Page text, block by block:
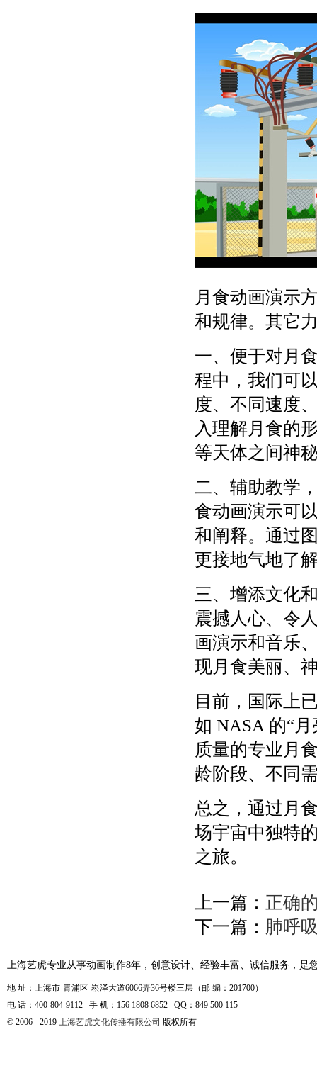
月食动画演示
和规律。其它
一、便于对月
程中，我们可
度、不同速度
入理解月食的
等天体之间神
二、辅助教学
食动画演示可
和阐释。通过
更接地气地了
三、增添文化
震撼人心、令
画演示和音乐
现月食美丽、
目前，国际上
如 NASA 的“
质量的专业月
龄阶段、不同
总之，通过月
场宇宙中独特
之旅。
上一篇： 正确
下一篇： 肺呼
上海艺虎专业从事动画制作8年，创意设计、经验丰富、诚信服务，是
地 址：上海市-青浦区-崧泽大道6066弄36号楼三层（邮 编：201700）
电 话：400-804-9112 手 机：156 1808 6852 QQ：849 500 115
© 2006 - 2019 上海艺虎文化传播有限公司 版权所有